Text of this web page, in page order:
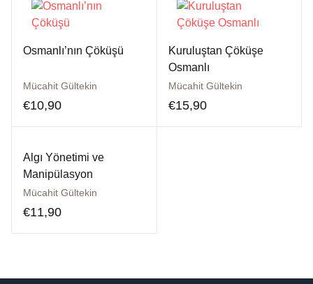
Osmanlı’nın Çöküşü
Mücahit Gültekin
€10,90
Kuruluştan Çöküşe
Osmanlı
Mücahit Gültekin
€15,90
Algı Yönetimi ve
Manipülasyon
Mücahit Gültekin
€11,90